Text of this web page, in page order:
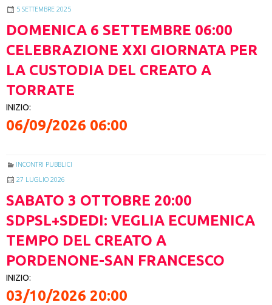
5 SETTEMBRE 2025
DOMENICA 6 SETTEMBRE 06:00
CELEBRAZIONE XXI GIORNATA PER
LA CUSTODIA DEL CREATO A
TORRATE
INIZIO:
06/09/2026 06:00
INCONTRI PUBBLICI
27 LUGLIO 2026
SABATO 3 OTTOBRE 20:00
SDPSL+SDEDI: VEGLIA ECUMENICA
TEMPO DEL CREATO A
PORDENONE-SAN FRANCESCO
INIZIO:
03/10/2026 20:00